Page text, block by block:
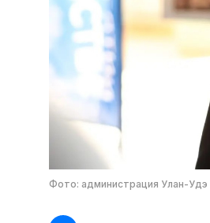
Фото: администрация Улан-Удэ